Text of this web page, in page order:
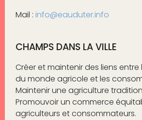
Mail : info@eauduter.info
CHAMPS DANS LA VILLE
Créer et maintenir des liens
du monde agricole et les
Maintenir une agriculture
Promouvoir un commerce
agriculteurs et consommateurs.